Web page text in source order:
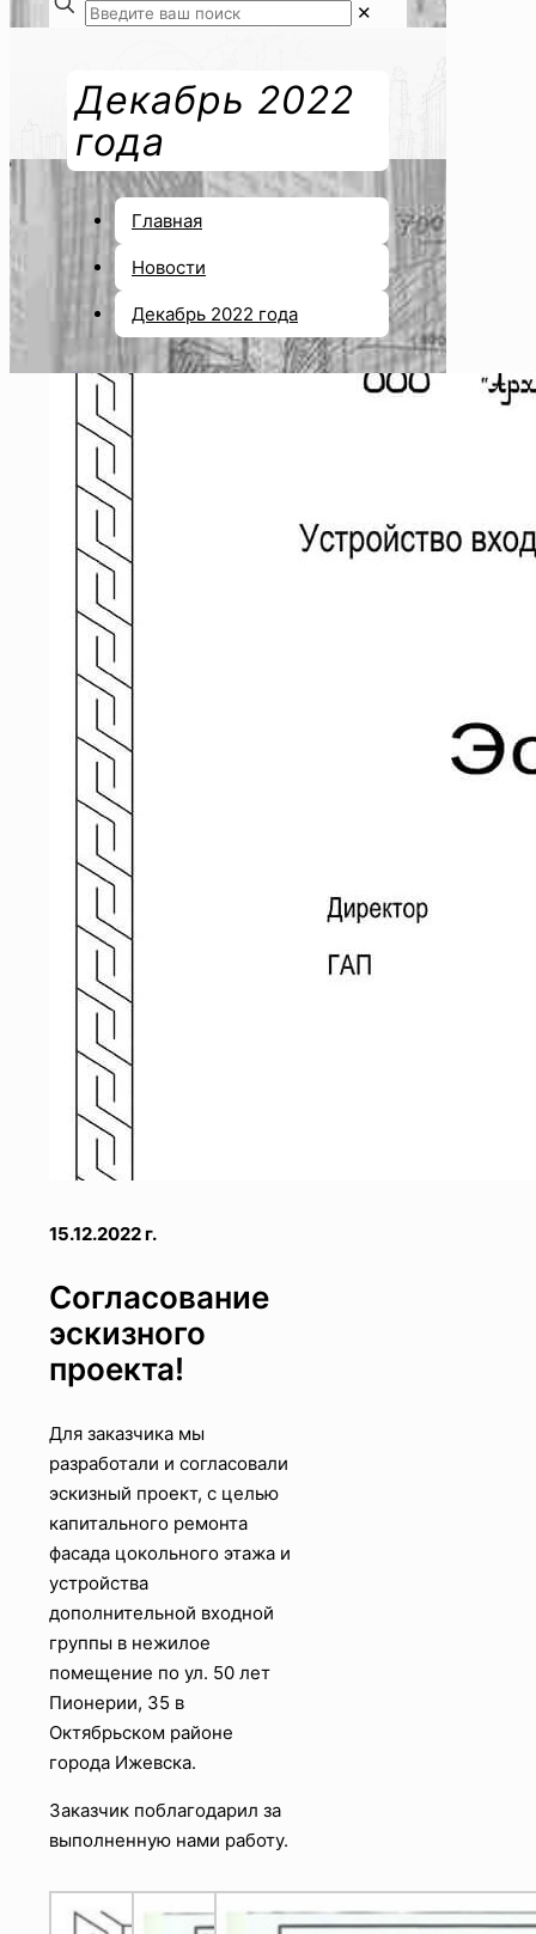
✕
Декабрь 2022
года
Главная
Новости
Декабрь 2022 года
15.12.2022 г.
Согласование
эскизного
проекта!
Для заказчика мы
разработали и согласовали
эскизный проект, с целью
капитального ремонта
фасада цокольного этажа и
устройства
дополнительной входной
группы в нежилое
помещение по ул. 50 лет
Пионерии, 35 в
Октябрьском районе
города Ижевска.
Заказчик поблагодарил за
выполненную нами работу.